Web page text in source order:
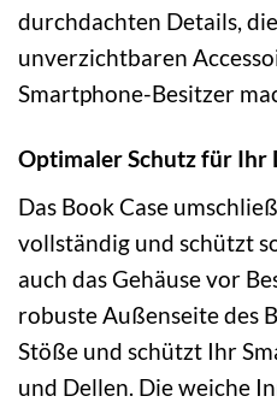
durchdachten Details,
unverzichtbaren
Smartphone-Besitzer
Optimaler Schutz für Ihr
Das Book Case
vollständig und schützt
auch das Gehäuse vor
robuste Außenseite des
Stöße und schützt Ihr
und Dellen. Die weiche